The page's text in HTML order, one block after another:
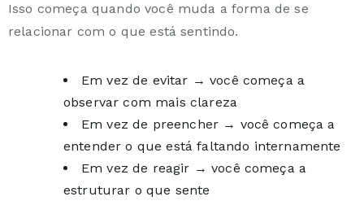
Isso começa quando você muda a forma de se
relacionar com o que está sentindo.
Em vez de evitar → você começa a
observar com mais clareza
Em vez de preencher → você começa a
entender o que está faltando internamente
Em vez de reagir → você começa a
estruturar o que sente